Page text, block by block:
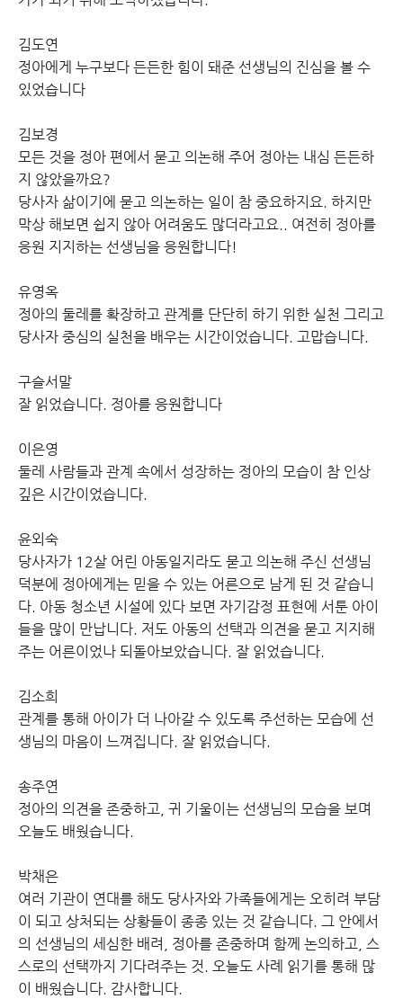
김도연
정아에게 누구보다 든든한 힘이 돼준 선생님의 진심을 볼 수
있었습니다
김보경
모든 것을 정아 편에서 묻고 의논해 주어 정아는 내심 든든하
지 않았을까요?
당사자 삶이기에 묻고 의논하는 일이 참 중요하지요. 하지만
막상 해보면 쉽지 않아 어려움도 많더라고요.. 여전히 정아를
응원 지지하는 선생님을 응원합니다!
유영옥
정아의 둘레를 확장하고 관계를 단단히 하기 위한 실천 그리고
당사자 중심의 실천을 배우는 시간이었습니다. 고맙습니다.
구슬서말
잘 읽었습니다. 정아를 응원합니다
이은영
둘레 사람들과 관계 속에서 성장하는 정아의 모습이 참 인상
깊은 시간이었습니다.
윤외숙
당사자가 12살 어린 아동일지라도 묻고 의논해 주신 선생님
덕분에 정아에게는 믿을 수 있는 어른으로 남게 된 것 같습니
다. 아동 청소년 시설에 있다 보면 자기감정 표현에 서툰 아이
들을 많이 만납니다. 저도 아동의 선택과 의견을 묻고 지지해
주는 어른이었나 되돌아보았습니다. 잘 읽었습니다.
김소희
관계를 통해 아이가 더 나아갈 수 있도록 주선하는 모습에 선
생님의 마음이 느껴집니다. 잘 읽었습니다.
송주연
정아의 의견을 존중하고, 귀 기울이는 선생님의 모습을 보며
오늘도 배웠습니다.
박채은
여러 기관이 연대를 해도 당사자와 가족들에게는 오히려 부담
이 되고 상처되는 상황들이 종종 있는 것 같습니다. 그 안에서
의 선생님의 세심한 배려, 정아를 존중하며 함께 논의하고, 스
스로의 선택까지 기다려주는 것. 오늘도 사례 읽기를 통해 많
이 배웠습니다. 감사합니다.